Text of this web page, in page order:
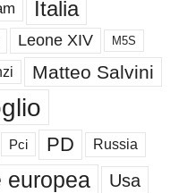
Italia
Leone XIV M5S
Matteo Salvini
Pci PD Russia
europea Usa